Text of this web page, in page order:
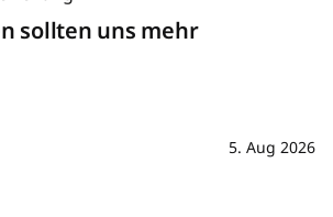
sollten uns mehr
5. Aug 2026